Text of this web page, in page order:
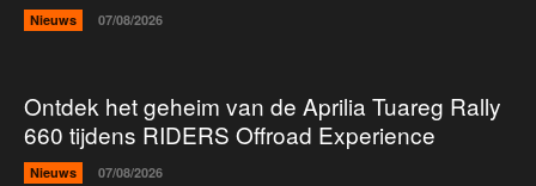
Nieuws 07/08/2026
Ontdek het geheim van de Aprilia Tuareg Rally
660 tijdens RIDERS Offroad Experience
Nieuws 07/08/2026